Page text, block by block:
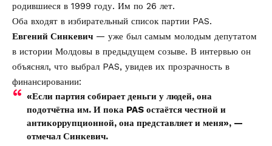
родившиеся в 1999 году. Им по 26 лет.
Оба входят в избирательный список партии PAS.
Евгений Синкевич — уже был самым молодым депутатом
в истории Молдовы в предыдущем созыве. В интервью он
объяснял, что выбрал PAS, увидев их прозрачность в
финансировании:
«Если партия собирает деньги у людей, она
подотчётна им. И пока PAS остаётся честной и
антикоррупционной, она представляет и меня», —
отмечал Синкевич.